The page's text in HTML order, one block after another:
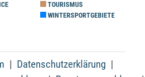
TOURISMUS
WINTERSPORTGEBIETE
Datenschutzerklärung